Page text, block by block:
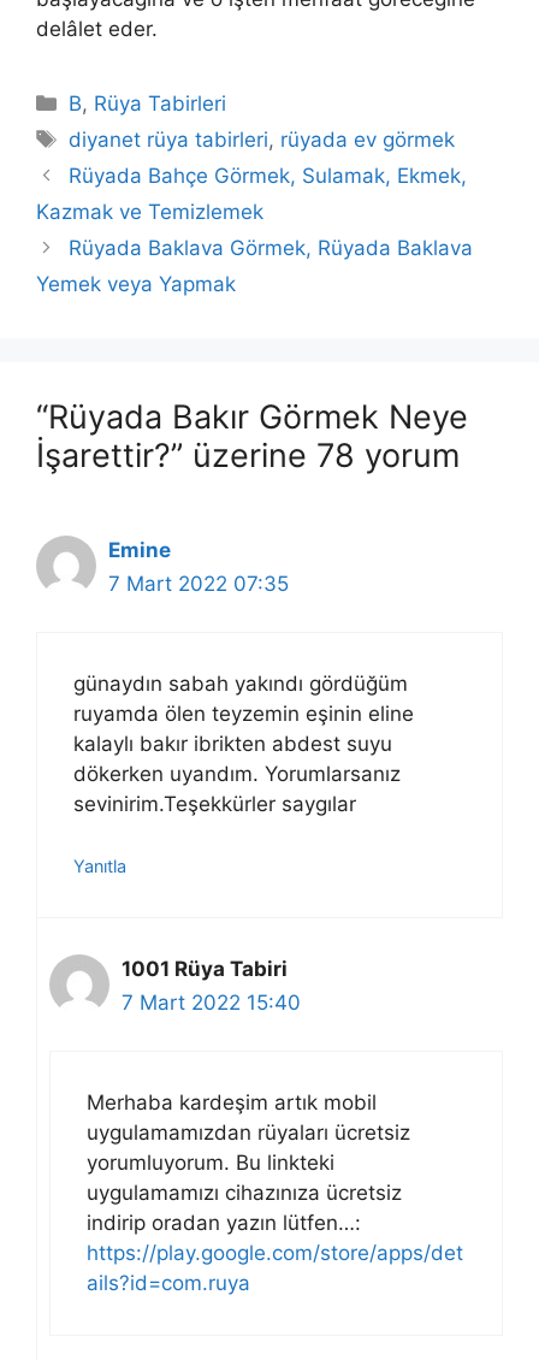
delâlet eder.
Kategoriler
B, Rüya Tabirleri
Etiketler
diyanet rüya tabirleri, rüyada ev görmek
Rüyada Bahçe Görmek, Sulamak, Ekmek,
Kazmak ve Temizlemek
Rüyada Baklava Görmek, Rüyada Baklava
Yemek veya Yapmak
“Rüyada Bakır Görmek Neye
İşarettir?” üzerine 78 yorum
Emine
7 Mart 2022 07:35
günaydın sabah yakındı gördüğüm
ruyamda ölen teyzemin eşinin eline
kalaylı bakır ibrikten abdest suyu
dökerken uyandım. Yorumlarsanız
sevinirim.Teşekkürler saygılar
Yanıtla
1001 Rüya Tabiri
7 Mart 2022 15:40
Merhaba kardeşim artık mobil
uygulamamızdan rüyaları ücretsiz
yorumluyorum. Bu linkteki
uygulamamızı cihazınıza ücretsiz
indirip oradan yazın lütfen…:
https://play.google.com/store/apps/det
ails?id=com.ruya